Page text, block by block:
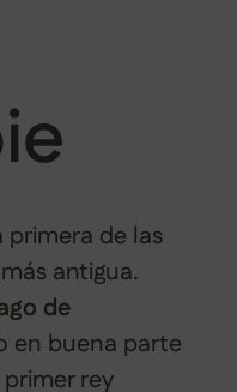
primera de las
antigua.
de
en buena parte
rey